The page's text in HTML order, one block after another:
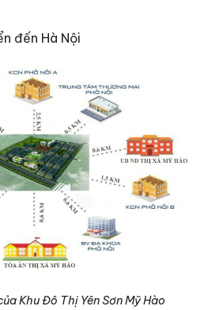
đến Hà Nội
Khu Đô Thị Yên Sơn Mỹ Hào